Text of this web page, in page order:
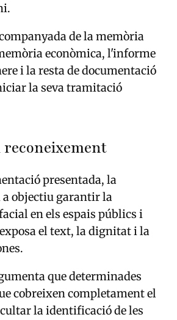
de la memòria
econòmica, l'informe
i la resta de documentació
la seva tramitació
presentada, la
objectiu garantir la
en els espais públics i
el text, la dignitat i la
que determinades
cobreixen completament el
la identificació de les